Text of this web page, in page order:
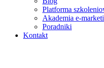
Platforma
Akademia
Poradniki
Kontakt